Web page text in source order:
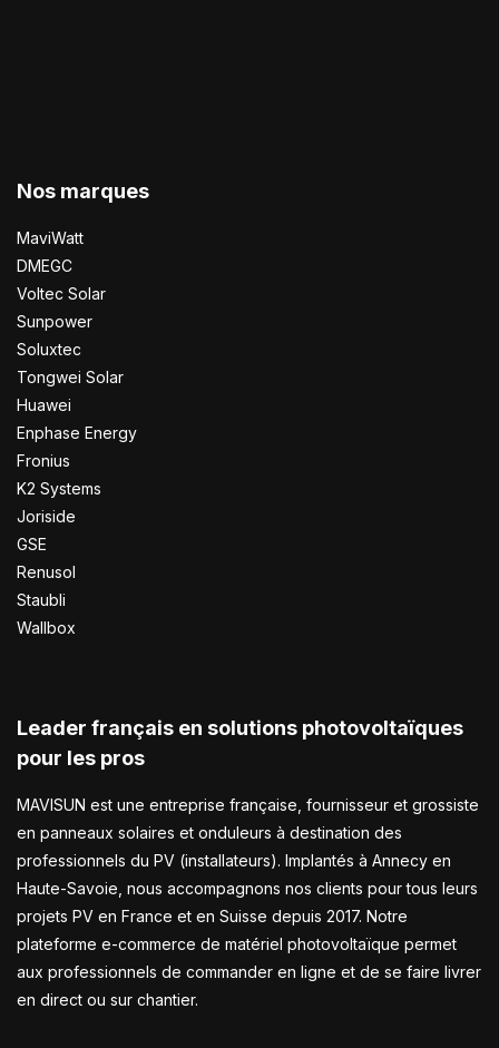
Nos marques
MaviWatt
DMEGC
Voltec Solar
Sunpower
Soluxtec
Tongwei Solar
Huawei
Enphase Energy
Fronius
K2 Systems
Joriside
GSE
Renusol
Staubli
Wallbox
Leader français en solutions photovoltaïques
pour les pros
MAVISUN est une entreprise française, fournisseur et grossiste
en panneaux solaires et onduleurs à destination des
professionnels du PV (installateurs). Implantés à Annecy en
Haute-Savoie, nous accompagnons nos clients pour tous leurs
projets PV en France et en Suisse depuis 2017. Notre
plateforme e-commerce de matériel photovoltaïque permet
aux professionnels de commander en ligne et de se faire livrer
en direct ou sur chantier.